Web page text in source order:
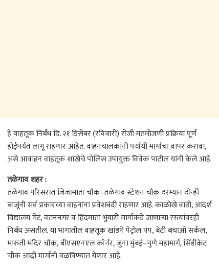
हे वाहतूक निर्बंध दि. २१ डिसेंबर (रविवारी) रोजी मतमोजणी प्रक्रिया पूर्ण
होईपर्यंत लागू राहणार आहेत. वाहनचालकांनी पर्यायी मार्गांचा वापर करावा,
असे आवाहन वाहतूक शाखेचे पोलिस उपायुक्त विवेक पाटील यांनी केले आहे.
तळेगाव शहर :
तळेगाव परिसरात जिजामाता चौक–तळेगाव स्टेशन चौक दरम्यान दोन्ही
बाजूंनी सर्व प्रकारच्या वाहनांना प्रवेशबंदी राहणार आहे. काळोखे वाडी, आदर्श
विद्यालय गेट, वतननगर व हिंदमाता भुयारी मार्गाकडे जाणाऱ्या रस्त्यांवरही
निर्बंध असतील. या भागातील वाहतूक खांडगे पेट्रोल पंप, बेटी बचाओ सर्कल,
मारुती मंदिर चौक, बीएसएनएल कॉर्नर, जुना मुंबई–पुणे महामार्ग, सिंडीकेट
चौक आदी मार्गांनी वळविण्यात येणार आहे.